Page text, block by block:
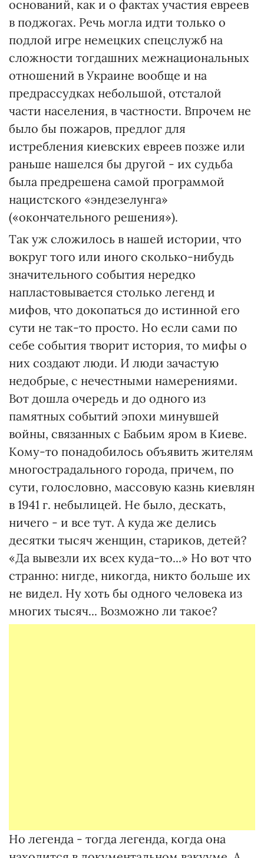
оснований, как и о фактах участия евреев
в поджогах. Речь могла идти только о
подлой игре немецких спецслужб на
сложности тогдашних межнациональных
отношений в Украине вообще и на
предрассудках небольшой, отсталой
части населения, в частности. Впрочем не
было бы пожаров, предлог для
истребления киевских евреев позже или
раньше нашелся бы другой - их судьба
была предрешена самой программой
нацистского «эндезелунга»
(«окончательного решения»).
Так уж сложилось в нашей истории, что
вокруг того или иного сколько-нибудь
значительного события нередко
напластовывается столько легенд и
мифов, что докопаться до истинной его
сути не так-то просто. Но если сами по
себе события творит история, то мифы о
них создают люди. И люди зачастую
недобрые, с нечестными намерениями.
Вот дошла очередь и до одного из
памятных событий эпохи минувшей
войны, связанных с Бабьим яром в Киеве.
Кому-то понадобилось объявить жителям
многострадального города, причем, по
сути, голословно, массовую казнь киевлян
в 1941 г. небылицей. Не было, дескать,
ничего - и все тут. А куда же делись
десятки тысяч женщин, стариков, детей?
«Да вывезли их всех куда-то...» Но вот что
странно: нигде, никогда, никто больше их
не видел. Ну хоть бы одного человека из
многих тысяч... Возможно ли такое?
Но легенда - тогда легенда, когда она